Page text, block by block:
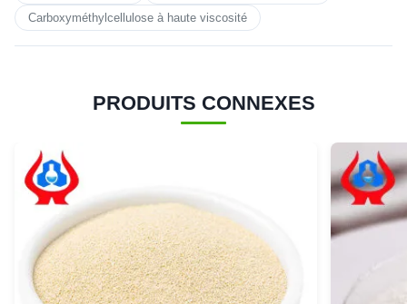
Carboxyméthylcellulose à haute viscosité
PRODUITS CONNEXES